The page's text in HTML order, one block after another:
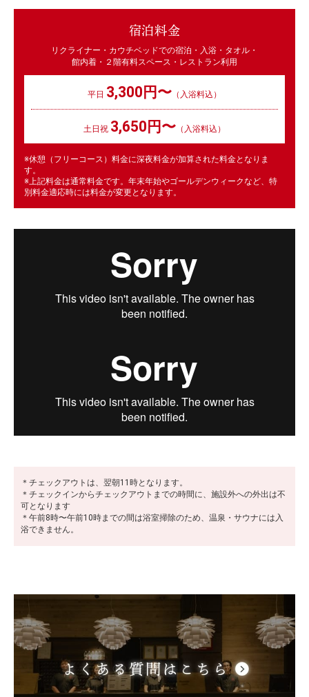
宿泊料金
リクライナー・カウチベッドでの宿泊・入浴・タオル・
館内着・２階有料スペース・レストラン利用
平日 3,300円〜 （入浴料込）
土日祝 3,650円〜 （入浴料込）
※休憩（フリーコース）料金に深夜料金が加算された料金となりま
す。
※上記料金は通常料金です。年末年始やゴールデンウィークなど、特
別料金適応時には料金が変更となります。
＊チェックアウトは、翌朝11時となります。
＊チェックインからチェックアウトまでの時間に、施設外への外出は不
可となります
＊午前8時〜午前10時までの間は浴室掃除のため、温泉・サウナには入
浴できません。